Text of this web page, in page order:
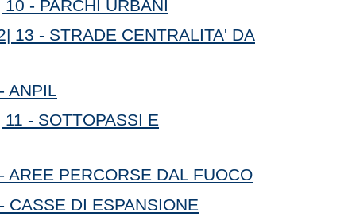
- PARCHI URBANI
13 - STRADE CENTRALITA' DA
ANPIL
- SOTTOPASSI E
AREE PERCORSE DAL FUOCO
CASSE DI ESPANSIONE